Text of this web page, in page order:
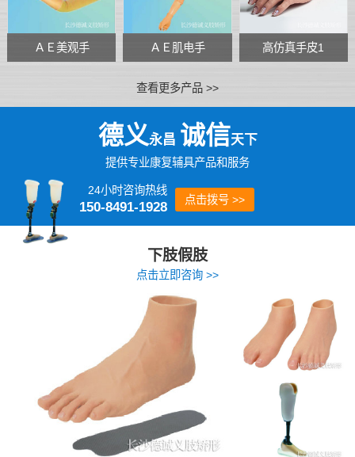
ＡＥ美观手 ＡＥ肌电手 高仿真手皮1
查看更多产品 >>
德义永昌 诚信天下
提供专业康复辅具产品和服务
24小时咨询热线
150-8491-1928 点击拨号 >>
下肢假肢
点击立即咨询 >>